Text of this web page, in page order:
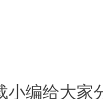
小编给大